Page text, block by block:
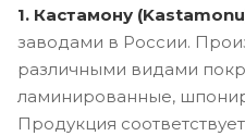
1. Кастамону
заводами в России.
различными видами
ламинированные,
Продукция